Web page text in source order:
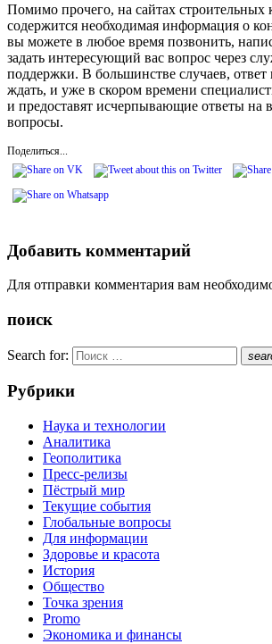
Помимо прочего, на сайтах строительных
содержится необходимая информация о
вы можете в любое время позвонить,
задать интересующий вас вопрос через
поддержки. В большинстве случаев, ответ
ждать, и уже в скором времени
и предоставят исчерпывающие ответы на
вопросы.
Поделиться...
Добавить комментарий
Для отправки комментария вам
поиск
Search for:
Рубрики
Наука и технологии
Аналитика
Геополитика
Пресс-релизы
Пёстрый мир
Текущие события
Глобальные вопросы
Для информации
Здоровье и красота
История
Общество
Точка зрения
Promo
Экономика и финансы